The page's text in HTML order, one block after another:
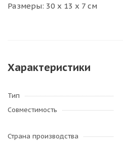
Размеры: 30 х 13 х 7 см
Характеристики
Тип
Совместимость
Страна производства